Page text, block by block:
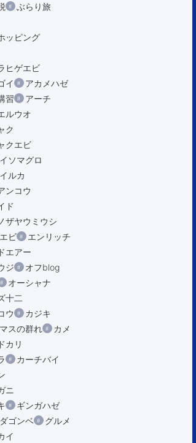
ぶらり旅
ッピング
ヒゲエビ
イ
アカメハゼ
習
アーチ
ルウオ
ク
クエビ
イソマグロ
イルカ
ンコウ
ド
ザヤウミウシ
エビ
エンリッチ
エアー
ジ
オフblog
オーシャナ
十二
ウ
カジキ
スの群れ
カメ
カリ
カーチバイ
ニ
ギンガハゼ
ゴンベ
グルメ
イ